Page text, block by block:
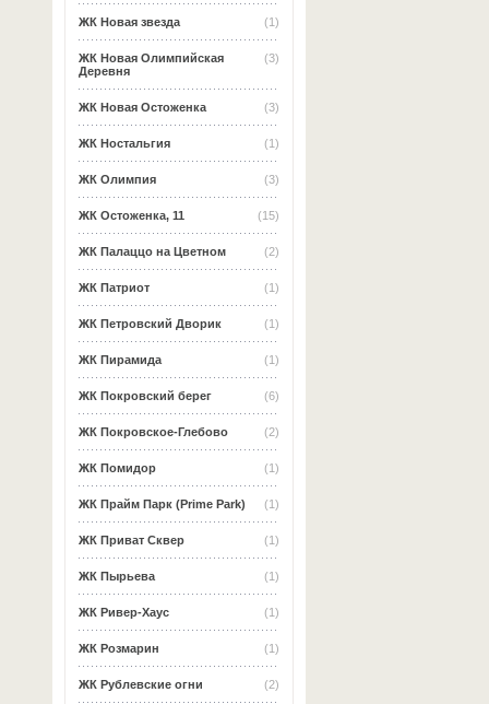
(1)
ЖК Новая звезда
(3)
ЖК Новая Олимпийская
Деревня
(3)
ЖК Новая Остоженка
(1)
ЖК Ностальгия
(3)
ЖК Олимпия
(15)
ЖК Остоженка, 11
(2)
ЖК Палаццо на Цветном
(1)
ЖК Патриот
(1)
ЖК Петровский Дворик
(1)
ЖК Пирамида
(6)
ЖК Покровский берег
(2)
ЖК Покровское-Глебово
(1)
ЖК Помидор
(1)
ЖК Прайм Парк (Prime Park)
(1)
ЖК Приват Сквер
(1)
ЖК Пырьева
(1)
ЖК Ривер-Хаус
(1)
ЖК Розмарин
(2)
ЖК Рублевские огни